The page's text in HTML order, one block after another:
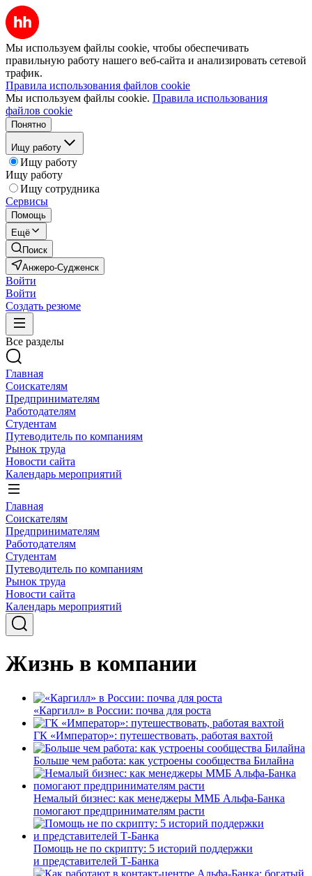
Мы используем файлы cookie, чтобы обеспечивать
правильную работу нашего веб-сайта и анализировать сетевой
трафик.
Правила использования файлов cookie
Мы используем файлы cookie. Правила использования
файлов cookie
Понятно
Ищу работу
Ищу работу
Ищу работу
Ищу сотрудника
Сервисы
Помощь
Ещё
Поиск
Анжеро-Судженск
Войти
Войти
Создать резюме
Все разделы
Главная
Соискателям
Предпринимателям
Работодателям
Студентам
Путеводитель по компаниям
Рынок труда
Новости сайта
Календарь мероприятий
Главная
Соискателям
Предпринимателям
Работодателям
Студентам
Путеводитель по компаниям
Рынок труда
Новости сайта
Календарь мероприятий
Жизнь в компании
«Каргилл» в России: почва для роста
ГК «Император»: путешествовать, работая вахтой
Больше чем работа: как устроены сообщества Билайна
Немалый бизнес: как менеджеры ММБ Альфа-Банка
помогают предпринимателям расти
Помощь не по скрипту: 5 историй поддержки
и представителей Т-Банка